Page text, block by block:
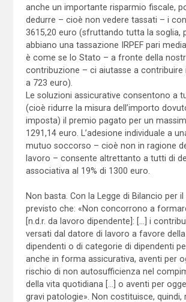
anche un importante risparmio fiscale,
dedurre – cioè non vedere tassati – i
3615,20 euro (sfruttando tutta la soglia,
abbiano una tassazione IRPEF pari
è come se lo Stato – a fronte della
contribuzione – ci aiutasse a contribuire
a 723 euro).
Le soluzioni assicurative consentono a
(cioè ridurre la misura dell’importo
imposta) il premio pagato per un
1291,14 euro. L’adesione individuale a
mutuo soccorso – cioè non in ragione
lavoro – consente altrettanto a tutti di
associativa al 19% di 1300 euro.
Non basta. Con la Legge di Bilancio per il
previsto che: «Non concorrono a
[n.d.r. da lavoro dipendente]: […] i
versati dal datore di lavoro a favore
dipendenti o di categorie di dipendenti
anche in forma assicurativa, aventi per
rischio di non autosufficienza nel
della vita quotidiana […] o aventi per
gravi patologie». Non costituisce, quindi,